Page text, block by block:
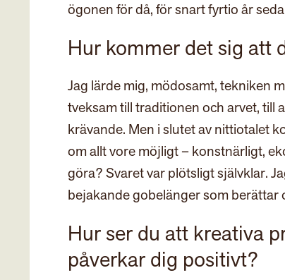
ögonen för då, för snart fyrtio år
Hur kommer det sig att
Jag lärde mig, mödosamt, tekniken
tveksam till traditionen och arvet, till
krävande. Men i slutet av nittiotalet
om allt vore möjligt – konstnärligt,
göra? Svaret var plötsligt självklar.
bejakande gobelänger som berättar
Hur ser du att kreativa
påverkar dig positivt?